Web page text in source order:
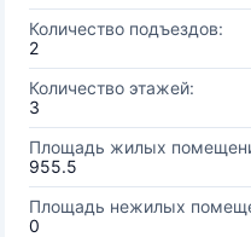
Количество подъездов:
2
Количество этажей:
3
Площадь жилых
955.5
Площадь нежилых
0